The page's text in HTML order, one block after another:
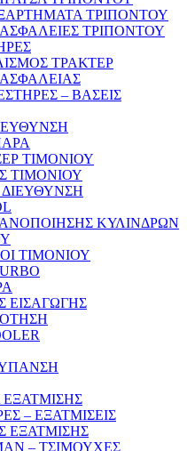
ΤΡΙΠΟΝΤΟΥ
ΑΣΦΑΛΕΙΕΣ ΤΡΙΠΟΝΤΟΥ
ΤΡΑΚΤΕΡ
– ΒΑΣΕΙΣ
ΤΙΜΟΝΙΟΥ
ΤΙΜΟΝΙΟΥ
ΚΥΛΙΝΔΡΩΝ
ΤΙΜΟΝΙΟΥ
ΕΙΣΑΓΩΓΗΣ
– ΕΞΑΤΜΙΣΕΙΣ
ΕΞΑΤΜΙΣΗΣ
– ΤΣΙΜΟΥΧΕΣ